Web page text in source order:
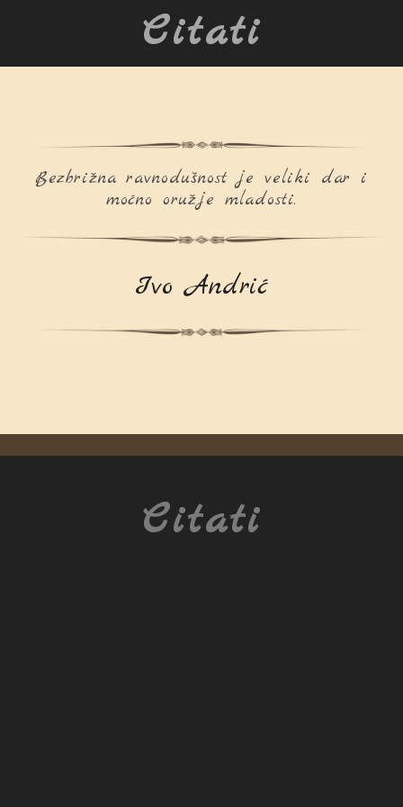
Citati
Bezbrižna ravnodušnost je veliki dar i
moćno oružje mladosti.
Ivo Andrić
Citati